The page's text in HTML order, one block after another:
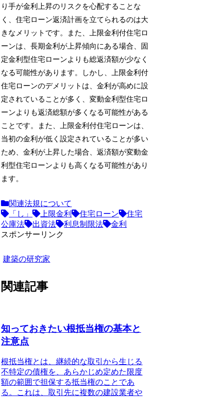
り手が金利上昇のリスクを心配することな
く、住宅ローン返済計画を立てられるのは大
きなメリットです。また、上限金利付住宅ロ
ーンは、長期金利が上昇傾向にある場合、固
定金利型住宅ローンよりも総返済額が少なく
なる可能性があります。しかし、上限金利付
住宅ローンのデメリットは、金利が高めに設
定されていることが多く、変動金利型住宅ロ
ーンよりも返済総額が多くなる可能性がある
ことです。また、上限金利付住宅ローンは、
当初の金利が低く設定されていることが多い
ため、金利が上昇した場合、返済額が変動金
利型住宅ローンよりも高くなる可能性があり
ます。
関連法規について
「し」
上限金利 住宅ローン
住宅
公庫法
出資法 利息制限法
金利
スポンサーリンク
建築の研究家
関連記事
知っておきたい根抵当権の基本と
注意点
根抵当権とは 、継続的な取引から生じる
不特定の債権を、あらかじめ定めた限度
額の範囲で担保する抵当権のことであ
る。これは、取引先に複数の建設業者や